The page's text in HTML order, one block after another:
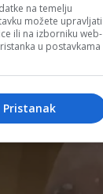
na temelju
možete upravljati
ili na izborniku web-
u postavkama
Pristanak